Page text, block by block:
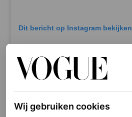
Dit bericht op Instagram bekijken
Wij gebruiken cookies